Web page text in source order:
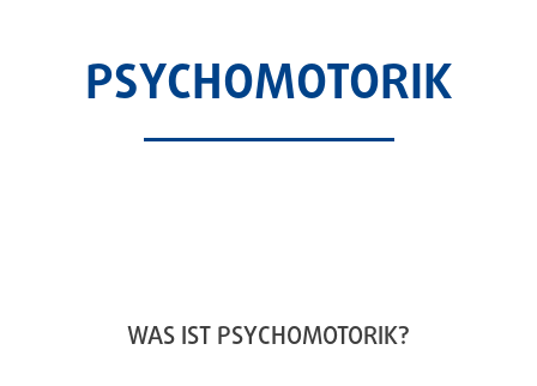
PSYCHOMOTORIK
WAS IST PSYCHOMOTORIK?